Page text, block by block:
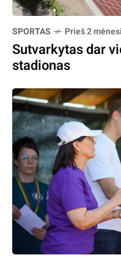
SPORTAS Prieš 2
Sutvarkytas dar
stadionas